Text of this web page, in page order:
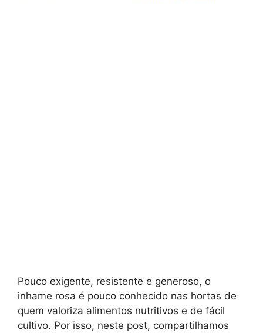
Pouco exigente, resistente e generoso, o
inhame rosa é pouco conhecido nas hortas de
quem valoriza alimentos nutritivos e de fácil
cultivo. Por isso, neste post, compartilhamos